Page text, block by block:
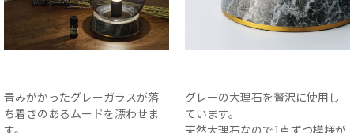
青みがかったグレーガラスが落
ち着きのあるムードを漂わせま
グレーの大理石を贅沢に使用し
ています。